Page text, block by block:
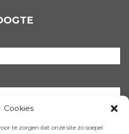
Cookies
te zorgen dat onze site zo soepel